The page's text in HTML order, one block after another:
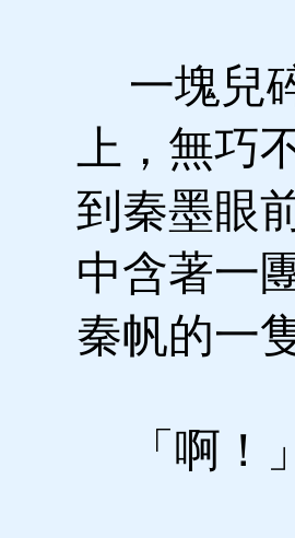
一塊兒
上，無巧
到秦墨眼
中含著一
秦帆的一
「啊！」